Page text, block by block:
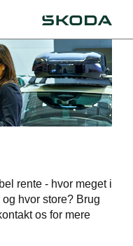
rente - hvor meget i
hvor store? Brug
os for mere